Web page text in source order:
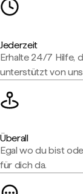
Jederzeit
Erhalte 24/7 Hilfe,
unterstützt von
Überall
Egal wo du bist
für dich da.